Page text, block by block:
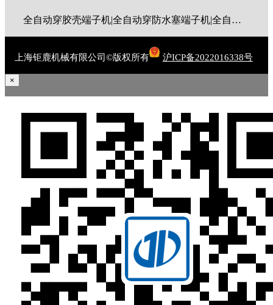
全自动穿胶壳端子机|全自动穿防水塞端子机|全自动穿热缩管端子机|全自动穿护套端子机|全自动穿号码管端子机|全自动端子机|全自动穿防水栓端子机|端子压着机|端子压接机|静音端子机|多芯线端子机|护套线端子机|全自动排线端子机|新能源大平方压接机|电脑剥线机|自动剥线机|裁线机|剥线机
上海钜鹿机械有限公司©版权所有 沪ICP备2022016338号
×